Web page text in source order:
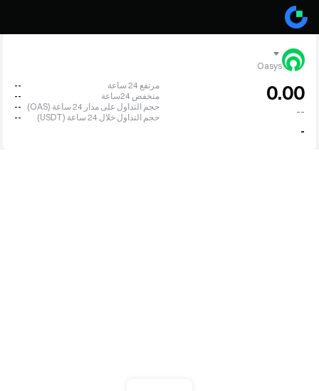
Oasys
0.00
--
-
مرتفع 24 ساعة
--
منخفض 24ساعة
--
حجم التداول على مدار 24 ساعة (OAS)
--
حجم التداول خلال 24 ساعة (USDT)
--